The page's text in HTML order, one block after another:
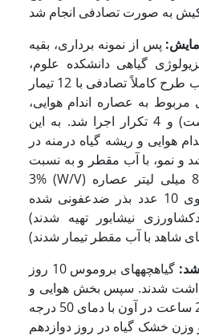
پس از نمونه برداری، بقیه
گیاهی دانشکده علوم،
دانشگاه فردوسی، در قالب طرح کاملاً تصادفی با 12 تیمار
به عصاره اندام هوایی،
عصاره ریشه و شاهد است) و 4 تکرار اجرا شد. به این
هوایی و ریشه گیاه درمنه در
و نمو، با آب مقطر و به نسبت
3% (W/V) صورت گرفت. از ابتدا، 8 میلی لیتر عصاره
مورد نظر به پتری­های حاوی 10 عدد بذر ضدعفونی شده
نیشابور تهیه شدند)
گیاهچه­های بروموس 10 روز
شدند. سپس بخش هوایی و
ریشه گیاهچه­ها به مدت 24 ساعت در آون با دمای 50 درجه
وزن خشک گیاه در روز دوازدهم